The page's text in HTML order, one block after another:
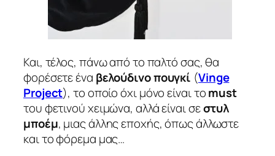
Και, τέλος, πάνω από το παλτό σας, θα
φορέσετε ένα βελούδινο πουγκί (Vinge
Project), το οποίο όχι μόνο είναι τοmust
του φετινού χειμώνα, αλλά είναι σεστυλ
μποέμ, μιας άλλης εποχής, όπως άλλωστε
και το φόρεμα μας…